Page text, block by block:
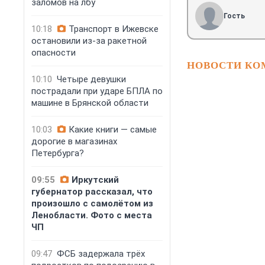
заломов на лбу
10:18
Транспорт в Ижевске
остановили из-за ракетной
опасности
10:10 Четыре девушки
пострадали при ударе БПЛА по
машине в Брянской области
10:03
Какие книги — самые
дорогие в магазинах
Петербурга?
09:55
Иркутский
губернатор рассказал, что
произошло с самолётом из
Ленобласти. Фото с места
ЧП
09:47 ФСБ задержала трёх
Гость
НОВОСТИ